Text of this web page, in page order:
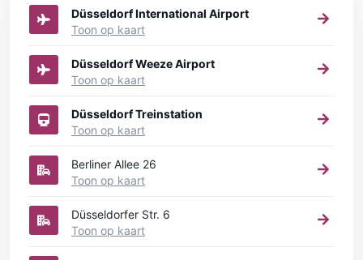
Düsseldorf International Airport
Toon op kaart
Düsseldorf Weeze Airport
Toon op kaart
Düsseldorf Treinstation
Toon op kaart
Berliner Allee 26
Toon op kaart
Düsseldorfer Str. 6
Toon op kaart